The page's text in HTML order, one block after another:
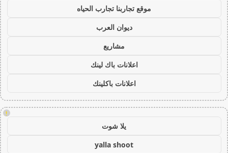
موقع تجاربنا تجارب الحياه
ديوان العرب
مشاريع
اعلانات باك لينك
اعلانات باكلينك
!
يلا شوت
yalla shoot